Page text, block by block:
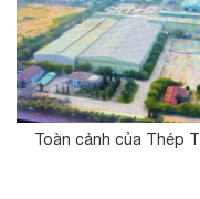
Toàn cảnh của Thép